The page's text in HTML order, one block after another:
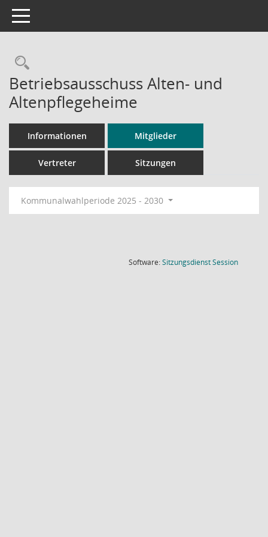
Toggle navigation
Rechercheauswahl
Betriebsausschuss Alten- und
Altenpflegeheime
Informationen Mitglieder
Vertreter Sitzungen
Kommunalwahlperiode 2025 - 2030
Software:SitzungsdienstSession(Wird in